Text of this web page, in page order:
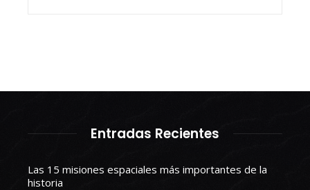
Entradas Recientes
Las 15 misiones espaciales más importantes de la
historia